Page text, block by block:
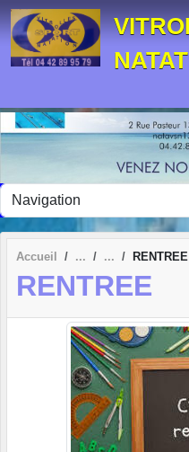
Accueil RENTREE
RENTREE
Panneau de gestion des